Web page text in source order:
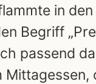
in den
Begriff
passend
Mittagessen,